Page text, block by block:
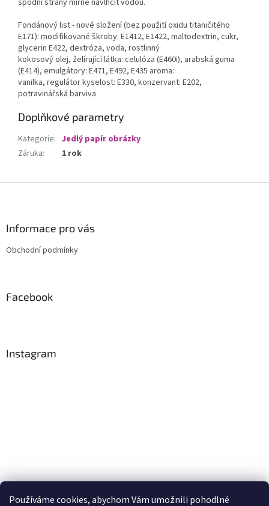
Používáme cookies, abychom Vám umožnili pohodlné
spodní strany mírně navlhčit vodou.
Fondánový list - nové složení (bez použití oxidu titaničitého
E171): modifikované škroby: E1412, E1422, maltodextrin, cukr,
glycerin E422, dextróza, voda, rostlinný
kokosový olej, želírující látka: celulóza (E460i), arabská guma
(E414), emulgátory: E471, E492, E435 aroma:
vanilka, regulátor kyselost: E330, konzervant: E202,
potravinářská barviva
Doplňkové parametry
Kategorie: Jedlý papír obrázky
Záruka: 1 rok
Informace pro vás
Obchodní podmínky
Facebook
Instagram